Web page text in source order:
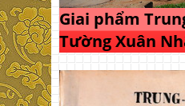
Giai phẩm
Tường Xuân